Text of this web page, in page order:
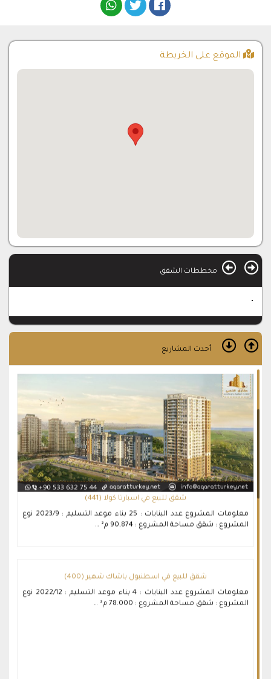
الموقع على الخريطة
مخططات الشقق
أحدث المشاريع
شقق للبيع في اسبارتا كولا (441)
معلومات المشروع عدد البنايات : 25 بناء موعد التسليم : 2023/9 نوع
المشروع : شقق مساحة المشروع : 90,874 م² …
شقق للبيع في اسطنبول باشاك شهير (400)
معلومات المشروع عدد البنايات : 4 بناء موعد التسليم : 2022/12 نوع
المشروع : شقق مساحة المشروع : 78.000 م² …